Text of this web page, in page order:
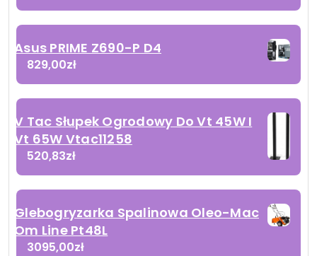
Asus PRIME Z690-P D4
829,00zł
V Tac Słupek Ogrodowy Do Vt 45W I
Vt 65W Vtac11258
520,83zł
Glebogryzarka Spalinowa Oleo-Mac
Om Line Pt48L
3095,00zł